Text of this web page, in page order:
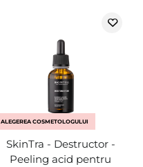
ALEGEREA COSMETOLOGULUI
SkinTra - Destructor -
Peeling acid pentru